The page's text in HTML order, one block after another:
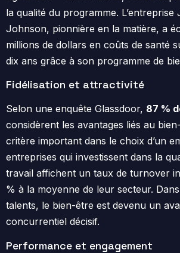
la qualité du programme. L’entreprise
Johnson, pionnière en la matière, a
millions de dollars en coûts de santé
dix ans grâce à son programme de
Fidélisation et attractivité
Selon une enquête Glassdoor, 87 %
considèrent les avantages liés au
critère important dans le choix d’un
entreprises qui investissent dans la
travail affichent un taux de turnover
% à la moyenne de leur secteur.
talents, le bien-être est devenu un
concurrentiel décisif.
Performance et engagement